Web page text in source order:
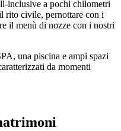
inclusive a pochi chilometri
rito civile, pernottare con i
il menù di nozze con i nostri
una piscina e ampi spazi
da momenti